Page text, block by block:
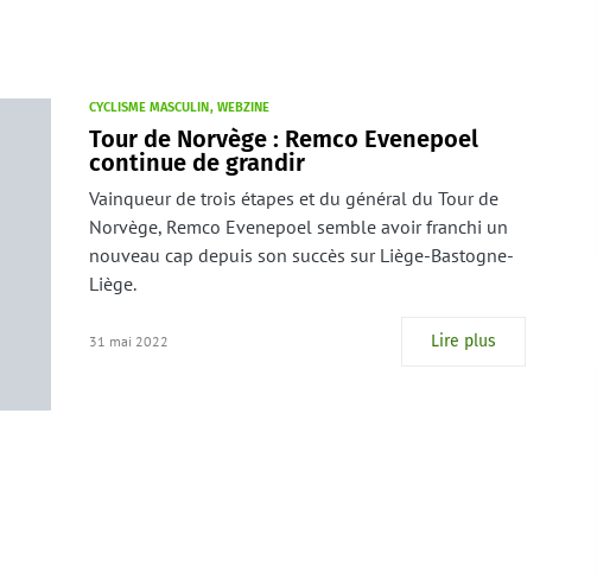
CYCLISME MASCULIN WEBZINE
Tour de Norvège : Remco Evenepoel
continue de grandir
Vainqueur de trois étapes et du général du Tour de
Norvège, Remco Evenepoel semble avoir franchi un
nouveau cap depuis son succès sur Liège-Bastogne-
Liège.
31 mai 2022 Lire plus